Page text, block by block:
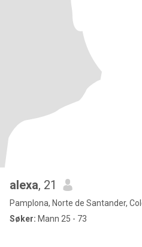
alexa, 21
Pamplona, Norte de Santander,
Søker: Mann 25 - 73